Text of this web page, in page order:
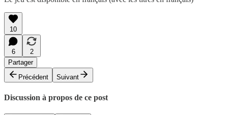
10
6
2
Partager
Précédent
Suivant
Discussion à propos de ce post